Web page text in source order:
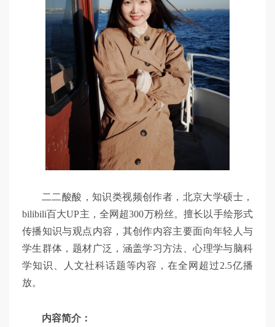
二二酸酸，知识类视频创作者，北京大学硕士，
bilibili百大UP主，全网超300万粉丝。擅长以手绘形式
传播知识与观点内容，其创作内容主要面向年轻人与
学生群体，题材广泛，涵盖学习方法、心理学与脑科
学知识、人文社科话题等内容，在全网超过2.5亿播
放。
内容简介：